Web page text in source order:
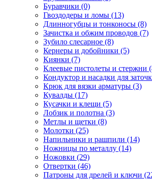
Буравчики (0)
Гвоздодеры и ломы (13)
Длинногубцы и тонконосы (8)
Зачистка и обжим проводов (7)
Зубило слесарное (8)
Кернеры и добойники (5)
Киянки (7)
Клеевые пистолеты и стержни
Кондуктор и насадки для
Крюк для вязки арматуры (3)
Кувалды (17)
Кусачки и клещи (5)
Лобзик и полотна (3)
Метлы и щетки (8)
Молотки (25)
Напильники и рашпили (14)
Ножницы по металлу (14)
Ножовки (29)
Отвертки (46)
Патроны для дрелей и ключи